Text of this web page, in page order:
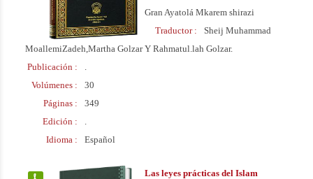
quince años de
estudios y
esfuerzos del
Islámico de Qom.
Gran Ayatolá Mkarem shirazi
Traductor :
Sheij Muhammad
MoallemiZadeh,Martha Golzar Y Rahmatul.lah Golzar.
Publicación :
.
Volúmenes :
30
Páginas :
349
Edición :
.
Idioma :
Español
Las leyes prácticas del Islam